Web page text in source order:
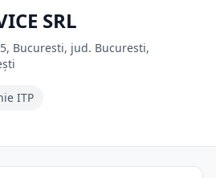
SRL
Bucuresti, jud. Bucuresti,
ITP